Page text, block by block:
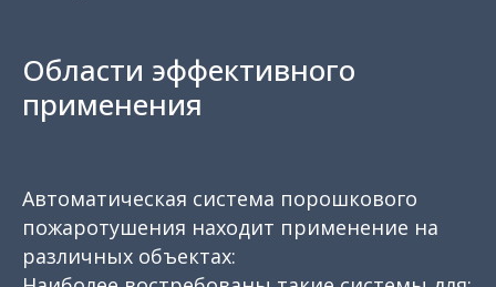
Области эффективного
применения
Автоматическая система порошкового
пожаротушения находит применение на
различных объектах: